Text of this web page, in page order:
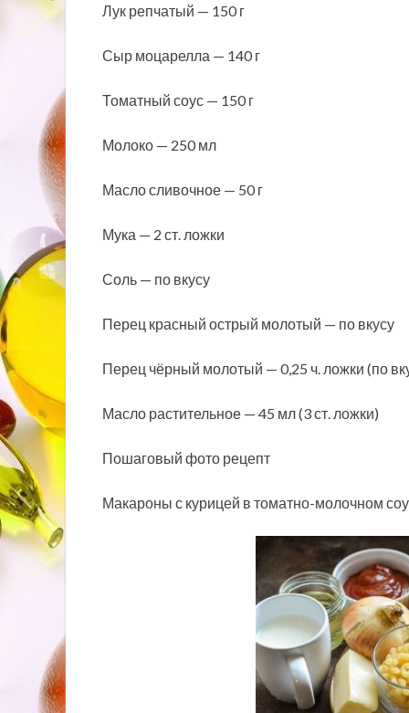
Лук репчатый — 150 г
Сыр моцарелла — 140 г
Томатный соус — 150 г
Молоко — 250 мл
Масло сливочное — 50 г
Мука — 2 ст. ложки
Соль — по вкусу
Перец красный острый молотый — по вкусу
Перец чёрный молотый — 0,25 ч. ложки (по
Масло растительное — 45 мл (3 ст. ложки)
Пошаговый фото рецепт
Макароны с курицей в томатно-молочном